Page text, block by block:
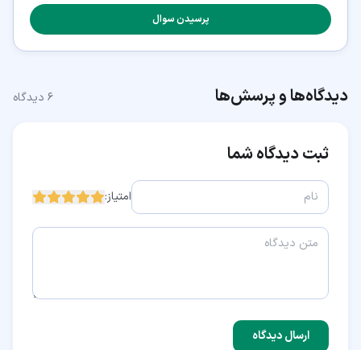
پرسیدن سوال
دیدگاه‌ها و پرسش‌ها ۶ دیدگاه
ثبت دیدگاه شما
امتیاز:
ارسال دیدگاه